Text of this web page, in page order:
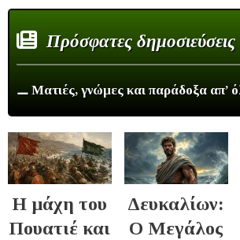
Πρόσφατες δημοσιεύσεις
⚊ Ματιές, γνώμες και παράδοξα απ’
Η μάχη του
Πουατιέ και
Δευκαλίων:
Ο Μεγάλος